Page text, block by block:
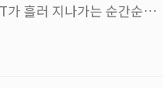
가 흘러 지나가는 순간순간
룹 출신인 남주인공의 연